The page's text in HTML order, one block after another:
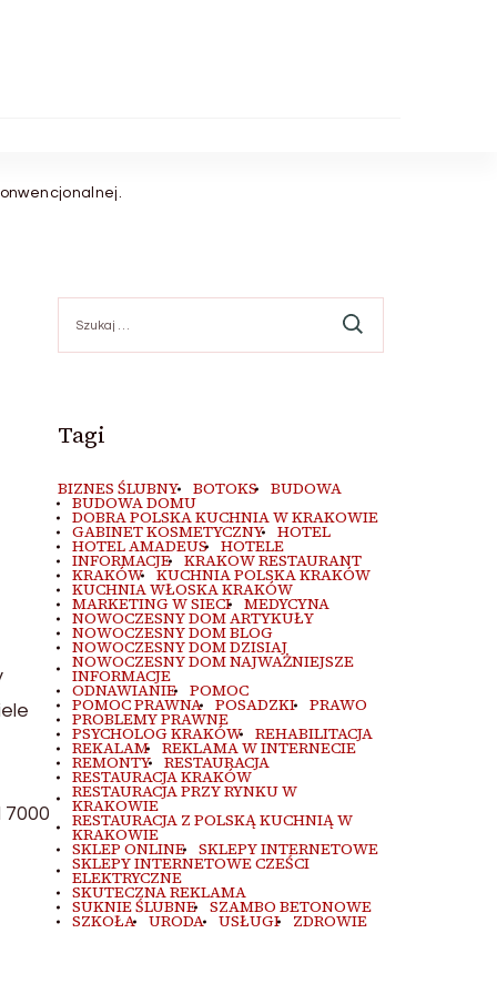
Tagi
BIZNES ŚLUBNY BOTOKS BUDOWA
BUDOWA DOMU
DOBRA POLSKA KUCHNIA W KRAKOWIE
GABINET KOSMETYCZNY HOTEL
HOTEL AMADEUS HOTELE
INFORMACJE KRAKOW RESTAURANT
KRAKÓW KUCHNIA POLSKA KRAKÓW
KUCHNIA WŁOSKA KRAKÓW
MARKETING W SIECI MEDYCYNA
NOWOCZESNY DOM ARTYKUŁY
NOWOCZESNY DOM BLOG
NOWOCZESNY DOM DZISIAJ
NOWOCZESNY DOM NAJWAŻNIEJSZE
INFORMACJE
ODNAWIANIE POMOC
POMOC PRAWNA POSADZKI PRAWO
PROBLEMY PRAWNE
PSYCHOLOG KRAKÓW REHABILITACJA
REKALAM REKLAMA W INTERNECIE
REMONTY RESTAURACJA
RESTAURACJA KRAKÓW
RESTAURACJA PRZY RYNKU W
KRAKOWIE
RESTAURACJA Z POLSKĄ KUCHNIĄ W
KRAKOWIE
SKLEP ONLINE SKLEPY INTERNETOWE
SKLEPY INTERNETOWE CZEŚCI
ELEKTRYCZNE
SKUTECZNA REKLAMA
SUKNIE ŚLUBNE SZAMBO BETONOWE
SZKOŁA URODA USŁUGI ZDROWIE